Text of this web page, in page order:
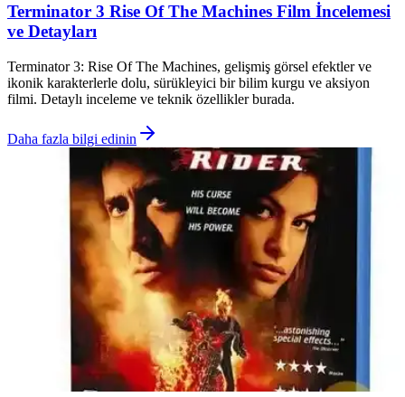
Terminator 3 Rise Of The Machines Film İncelemesi
ve Detayları
Terminator 3: Rise Of The Machines, gelişmiş görsel efektler ve
ikonik karakterlerle dolu, sürükleyici bir bilim kurgu ve aksiyon
filmi. Detaylı inceleme ve teknik özellikler burada.
Daha fazla bilgi edinin